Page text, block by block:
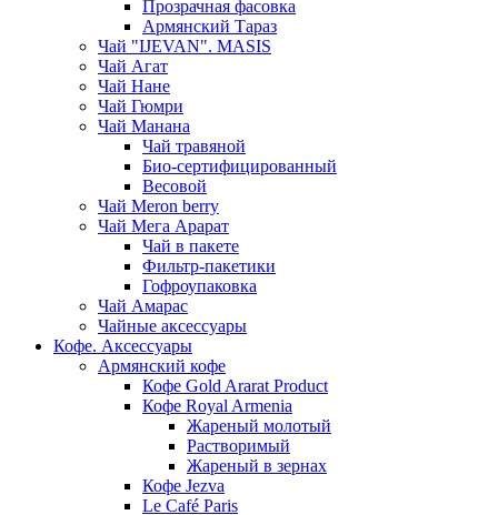
Прозрачная фасовка
Армянский Тараз
Чай "IJEVAN". MASIS
Чай Агат
Чай Нане
Чай Гюмри
Чай Манана
Чай травяной
Био-сертифицированный
Весовой
Чай Meron berry
Чай Мега Арарат
Чай в пакете
Фильтр-пакетики
Гофроупаковка
Чай Амарас
Чайные аксессуары
Кофе. Аксессуары
Армянский кофе
Кофе Gold Ararat Product
Кофе Royal Armenia
Жареный молотый
Растворимый
Жареный в зернах
Кофе Jezva
Le Café Paris